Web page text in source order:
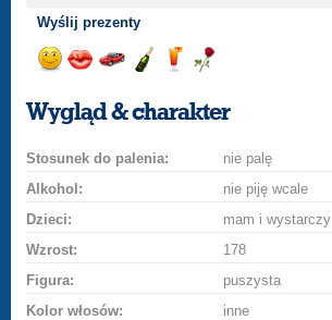
Wyślij prezenty
uśmiech
buziakasamochodem
szampana
drinka
różę
Wygląd & charakter
Stosunek do palenia:
nie palę
Alkohol:
nie piję wcale
Dzieci:
mam i wystarczy
Wzrost:
178
Figura:
puszysta
Kolor włosów:
inne